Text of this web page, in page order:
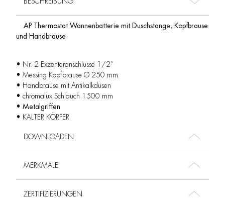
AP Thermostat Wannenbatterie mit Duschstange, Kopfbrause
und Handbrause
• Nr. 2 Exzenteranschlüsse 1/2”
• Messing Kopfbrause Ø 250 mm
• Handbrause mit Antikalkdüsen
• chromalux Schlauch 1500 mm
• Metalgriffen
• KALTER KÖRPER
DOWNLOADEN
MERKMALE
ZERTIFIZIERUNGEN